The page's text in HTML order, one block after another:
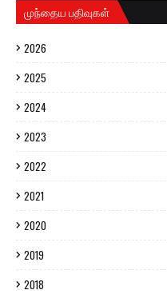
முந்தைய பதிவுகள்
2026
2025
2024
2023
2022
2021
2020
2019
2018